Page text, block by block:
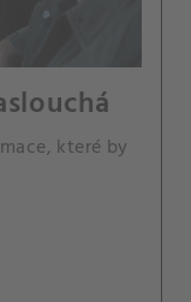
které by